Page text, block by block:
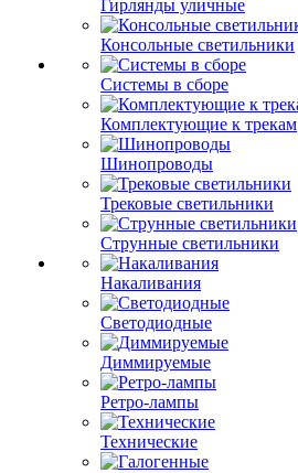
Гирлянды уличные
Консольные светильники
Системы в сборе
Комплектующие к трекам
Шинопроводы
Трековые светильники
Струнные светильники
Накаливания
Светодиодные
Диммируемые
Ретро-лампы
Технические